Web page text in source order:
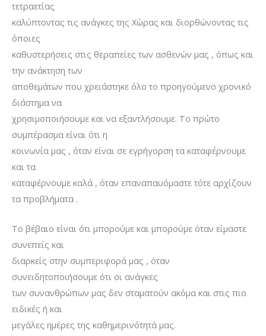
τετραετίας
καλύπτοντας τις ανάγκες της Χώρας και διορθώνοντας τις
όποιες
καθυστερήσεις στις θεραπείες των ασθενών μας , όπως και
την ανάκτηση των
αποθεμάτων που χρειάστηκε όλο το προηγούμενο χρονικό
διάστημα να
χρησιμοποιήσουμε και να εξαντλήσουμε. Το πρώτο
συμπέρασμα είναι ότι η
κοινωνία μας , όταν είναι σε εγρήγορση τα καταφέρνουμε
και τα
καταφέρνουμε καλά , όταν επαναπαυόμαστε τότε αρχίζουν
τα προβλήματα .
Το βέβαιο είναι ότι μπορούμε και μπορούμε όταν είμαστε
συνεπείς και
διαρκείς στην συμπεριφορά μας , όταν
συνειδητοποιήσουμε ότι οι ανάγκες
των συνανθρώπων μας δεν σταματούν ακόμα και στις πιο
ειδικές ή και
μεγάλες ημέρες της καθημερινότητά μας.